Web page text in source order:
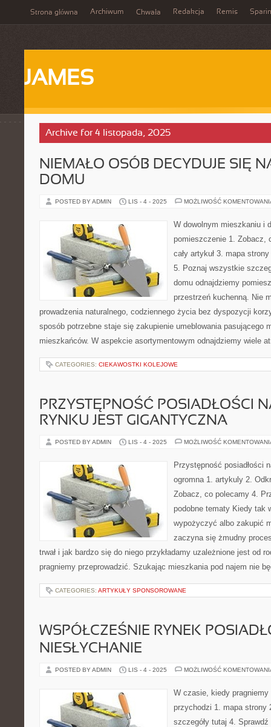
Strona główna Archiwum Chwała Redakcja Remis
JAMES
Archive for 4 listopada, 2025
NIEMAŁO OSÓB DECYDUJE SIĘ
DOMU
POSTED BY ADMIN LIS - 4 - 2025 MOŻLIWOŚĆ
W dowolnym mieszkaniu i
pomieszczenie 1. Zobacz,
cały artykuł 3. mapa
5. Poznaj wszystkie
domu odnajdziemy
przestrzeń kuchenną. Nie
prowadzenia naturalnego, codziennego życia bez dyspozycji
sposób potrzebne staje się zakupienie umeblowania pasującego
mieszkańców. W aspekcie asortymentowym odnajdziemy wiele
CATEGORIES: CIEKAWOSTKI KOLEJOWE
PRZYSTĘPNOŚĆ POSIADŁOŚCI
RYNKU JEST GIGANTYCZNA
POSTED BY ADMIN LIS - 4 - 2025 MOŻLIWOŚĆ
Przystępność posiadłości
ogromna 1. artykuly 2.
Zobacz, co polecamy 4.
podobne tematy Kiedy tak
wypożyczyć albo zakupić
zaczyna się żmudny
trwał i jak bardzo się do niego przykładamy uzależnione jest od
pragniemy przeprowadzić. Szukając mieszkania pod najem nie
CATEGORIES: ARTYKUŁY SPONSOROWANE
WSPÓŁCZEŚNIE RYNEK
NIESŁYCHANIE
POSTED BY ADMIN LIS - 4 - 2025 MOŻLIWOŚĆ
W czasie, kiedy
przychodzi 1. mapa strony
szczegóły tutaj 4.